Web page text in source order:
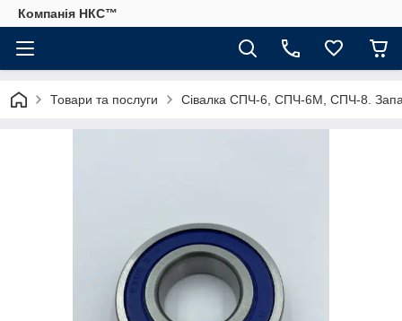
Компанія НКС™
Товари та послуги Сівалка СПЧ-6, СПЧ-6М, СПЧ-8.